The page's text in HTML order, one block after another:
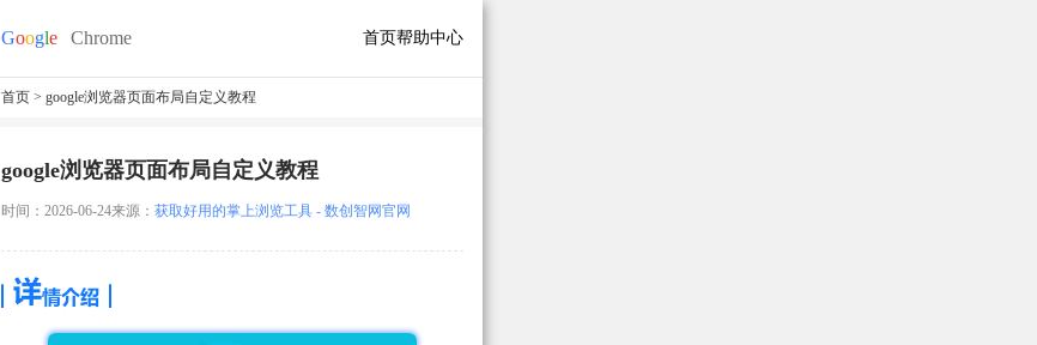
首页帮助中心
首页 > google浏览器页面布局自定义教程
google浏览器页面布局自定义教程
时间：2026-06-24来源： 获取好用的掌上浏览工具 - 数创智网官网